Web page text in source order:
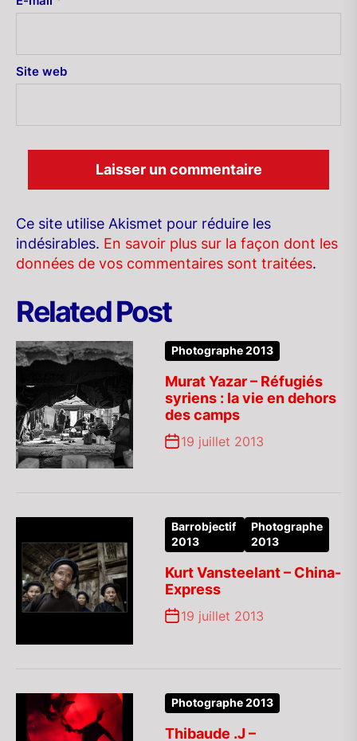
Site web
Ce site utilise Akismet pour réduire les
indésirables. En savoir plus sur la façon dont les
données de vos commentaires sont traitées.
Related Post
Photographe 2013
Murat Yazar – Réfugiés
syriens : la vie en dehors
des camps
19 juillet 2013
Barrobjectif
2013
Photographe
2013
Kurt Vansteelant – China-
Express
19 juillet 2013
Photographe 2013
Thibaude .J –